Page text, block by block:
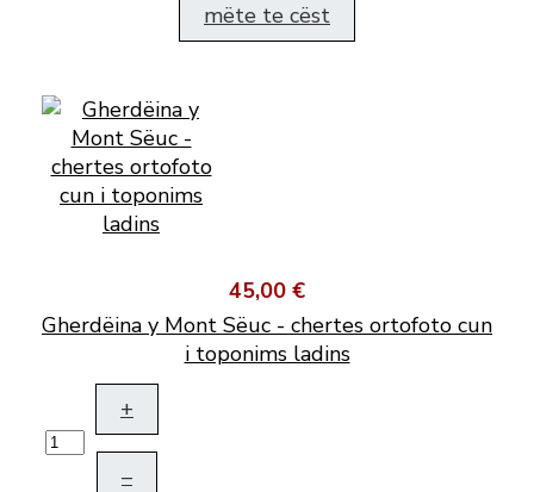
mëte te cëst
45,00 €
Gherdëina y Mont Sëuc - chertes ortofoto cun
i toponims ladins
+
–